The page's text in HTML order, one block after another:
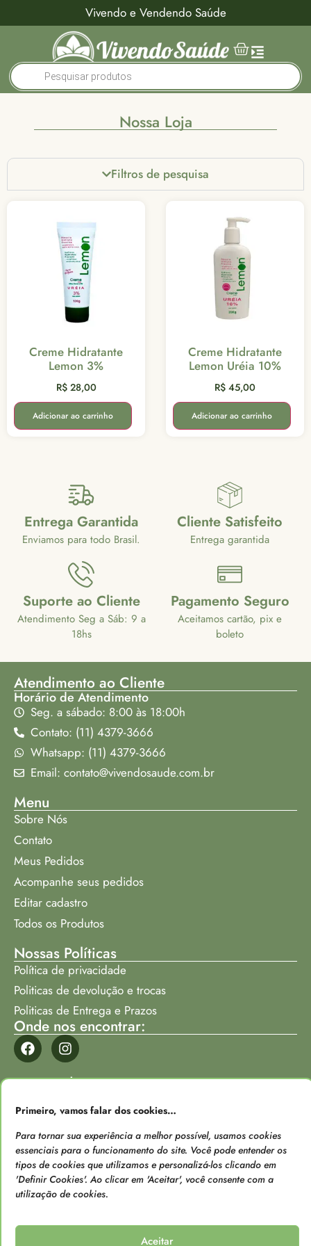
Primeiro, vamos falar dos cookies…
Para tornar sua experiência a melhor possível, usamos cookies
essenciais para o funcionamento do site. Você pode entender os
tipos de cookies que utilizamos e personalizá-los clicando em
'Definir Cookies'. Ao clicar em 'Aceitar', você consente com a
utilização de cookies.
Aceitar
Vivendo e Vendendo Saúde
Nossa Loja
Filtros de pesquisa
Creme Hidratante
Lemon 3%
R$28,00
Adicionar ao carrinho
Creme Hidratante
Lemon Uréia 10%
R$ 45,00
Adicionar ao carrinho
Entrega Garantida
Enviamos para todo Brasil.
Cliente Satisfeito
Entrega garantida
Suporte ao Cliente
Atendimento Seg a Sáb: 9 a
18hs
Pagamento Seguro
Aceitamos cartão, pix e
boleto
Atendimento ao Cliente
Horário de Atendimento
Seg. a sábado: 8:00 às 18:00h
Contato: (11) 4379-3666
Whatsapp: (11) 4379-3666
Email: contato@vivendosaude.com.br
Menu
Sobre Nós
Contato
Meus Pedidos
Acompanhe seus pedidos
Editar cadastro
Todos os Produtos
Nossas Políticas
Política de privacidade
Politicas de devolução e trocas
Politicas de Entrega e Prazos
Onde nos encontrar:
Formas de Pagamento
Loja verificada